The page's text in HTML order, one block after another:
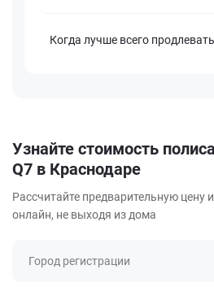
Когда лучше всего
Узнайте стоимость
Q7 в Краснодаре
Рассчитайте предварительную цену
онлайн, не выходя из дома
Город регистрации